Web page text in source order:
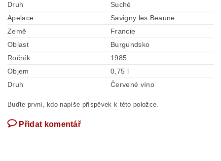
Druh
Suché
Apelace
Savigny les Beaune
Země
Francie
Oblast
Burgundsko
Ročník
1985
Objem
0,75 l
Druh
Červené víno
Buďte první, kdo napíše příspěvek k této položce.
Přidat komentář